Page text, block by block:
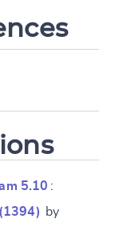
5.10 :
by